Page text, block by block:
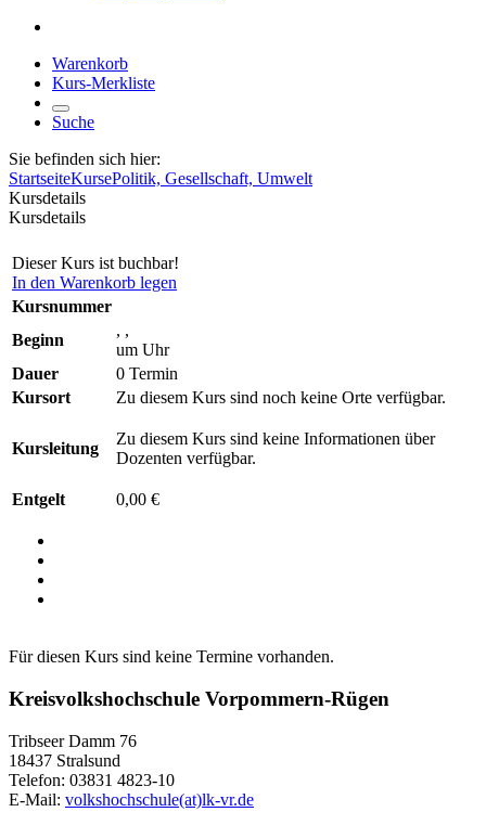
Warenkorb
Kurs-Merkliste
Suche
Sie befinden sich hier:
StartseiteKursePolitik, Gesellschaft, Umwelt
Kursdetails
Kursdetails
Dieser Kurs ist buchbar!
In den Warenkorb legen
Kursnummer
Beginn
, ,
um Uhr
Dauer
0 Termin
Kursort
Zu diesem Kurs sind noch keine Orte verfügbar.
Kursleitung
Zu diesem Kurs sind keine Informationen über
Dozenten verfügbar.
Entgelt 0,00 €
Für diesen Kurs sind keine Termine vorhanden.
Kreisvolkshochschule Vorpommern-Rügen
Tribseer Damm 76
18437 Stralsund
Telefon: 03831 4823-10
E-Mail: volkshochschule(at)lk-vr.de